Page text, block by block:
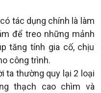
tác dụng chính là làm
để treo những mảnh
tăng tính gia cố, chịu
công trình.
ta thường quy lại 2 loại
thạch cao chìm và